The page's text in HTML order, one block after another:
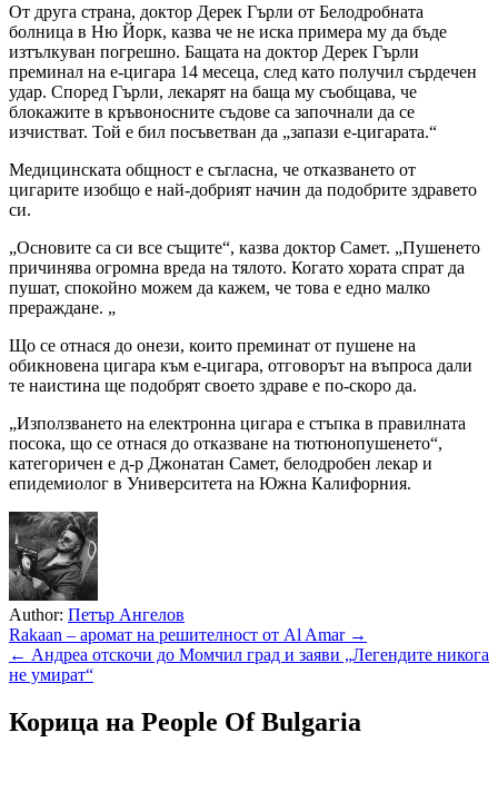
От друга страна, доктор Дерек Гърли от Белодробната
болница в Ню Йорк, казва че не иска примера му да бъде
изтълкуван погрешно. Бащата на доктор Дерек Гърли
преминал на е-цигара 14 месеца, след като получил сърдечен
удар. Според Гърли, лекарят на баща му съобщава, че
блокажите в кръвоносните съдове са започнали да се
изчистват. Той е бил посъветван да „запази е-цигарата.“
Медицинската общност е съгласна, че отказването от
цигарите изобщо е най-добрият начин да подобрите здравето
си.
„Основите са си все същите“, казва доктор Самет. „Пушенето
причинява огромна вреда на тялото. Когато хората спрат да
пушат, спокойно можем да кажем, че това е едно малко
прераждане. „
Що се отнася до онези, които преминат от пушене на
обикновена цигара към е-цигара, отговорът на въпроса дали
те наистина ще подобрят своето здраве е по-скоро да.
„Използването на електронна цигара е стъпка в правилната
посока, що се отнася до отказване на тютюнопушенето“,
категоричен е д-р Джонатан Самет, белодробен лекар и
епидемиолог в Университета на Южна Калифорния.
Author: Петър Ангелов
Навигация
Rakaan – аромат на решителност от Al Amar →
← Андреа отскочи до Момчил град и заяви „Легендите никога
не умират“
Корица на People Of Bulgaria